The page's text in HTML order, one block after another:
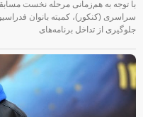
با توجه به هم‌زمانی مرحله نخست
سراسری (کنکور)، کمیته بانوان
جلوگیری از تداخل برنامه‌های